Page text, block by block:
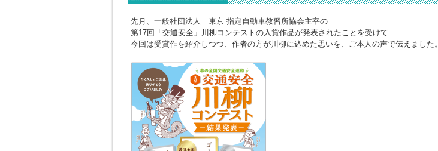
先月、一般社団法人 東京 指定自動車教習所協会主宰の
第17回「交通安全」川柳コンテストの入賞作品が発表されたことを受けて
今回は受賞作を紹介しつつ、作者の方が川柳に込めた思いを、ご本人の声で伝えました。